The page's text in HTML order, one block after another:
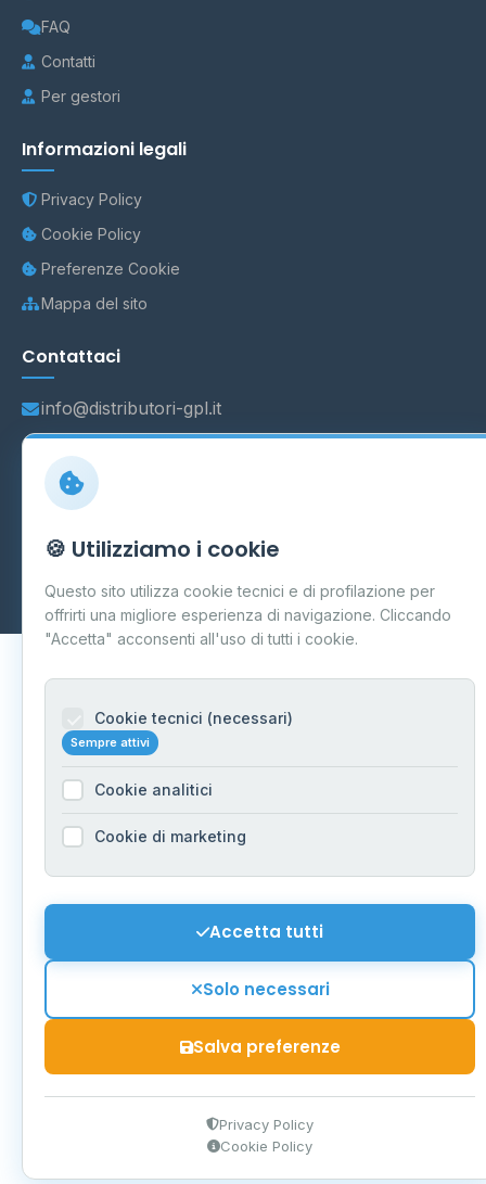
FAQ
Contatti
Per gestori
Informazioni legali
Privacy Policy
Cookie Policy
Preferenze Cookie
Mappa del sito
Contattaci
info@distributori-gpl.it
Carpi P.IVA 03859300364
Aggiornamento quotidiano
🍪 Utilizziamo i cookie
Questo sito utilizza cookie tecnici e di profilazione per
offrirti una migliore esperienza di navigazione. Cliccando
"Accetta" acconsenti all'uso di tutti i cookie.
Cookie tecnici (necessari)
Sempre attivi
Cookie analitici
Cookie di marketing
Accetta tutti
Solo necessari
Salva preferenze
Privacy Policy
Cookie Policy